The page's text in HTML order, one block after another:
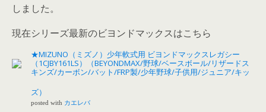
しました。
現在シリーズ最新のビヨンドマックスはこちら
★MIZUNO（ミズノ）少年軟式用 ビヨンドマックスレガシー
（1CJBY161LS）（BEYONDMAX/野球/ベースボール/リザードス
キンズ/カーボン/バット/FRP製/少年野球/子供用/ジュニア/キッ
ズ）
posted with カエレバ